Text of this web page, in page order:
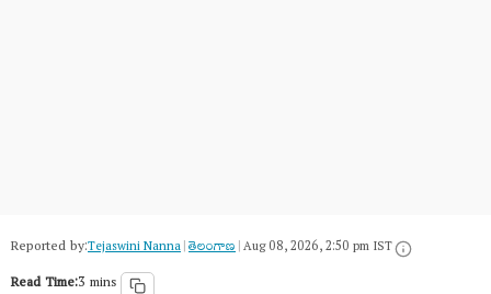
Reported by:Tejaswini Nanna|తెలంగాణ‌|Aug 08, 2026, 2:50 pm IST
Read Time:3 mins